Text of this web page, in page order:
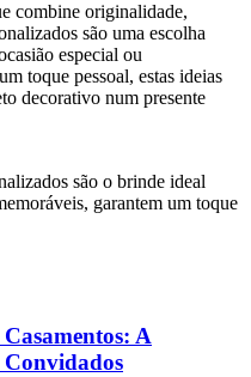
combine originalidade,
são uma escolha
especial ou
toque pessoal, estas ideias
decorativo num presente
A